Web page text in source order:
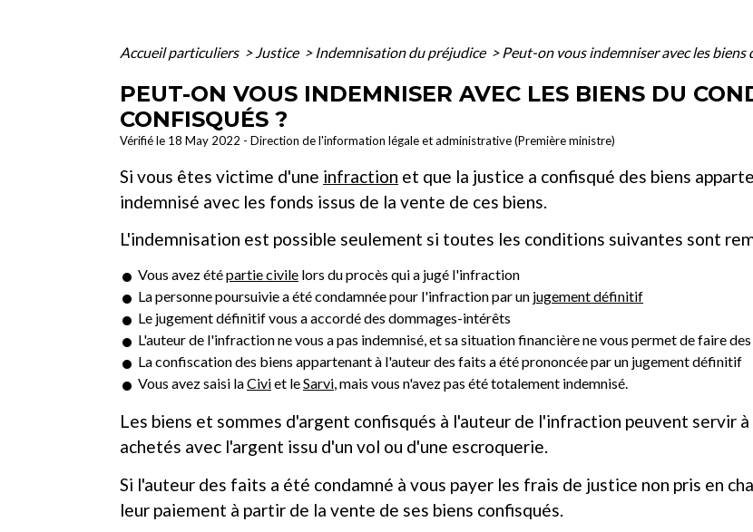
Accueil particuliers > Justice > Indemnisation du préjudice > Peut-on vous indemniser avec les
PEUT-ON VOUS INDEMNISER AVEC LES BIENS DU
CONFISQUÉS ?
Vérifié le 18 May 2022 - Direction de l'information légale et administrative (Première ministre)
Si vous êtes victime d'une infraction et que la justice a confisqué des biens
indemnisé avec les fonds issus de la vente de ces biens.
L'indemnisation est possible seulement si toutes les conditions suivantes sont
Vous avez étépartie civile lors du procès qui a jugé l'infraction
La personne poursuivie a été condamnée pour l'infraction par un jugement définitif
Le jugement définitif vous a accordé des dommages-intérêts
L'auteur de l'infraction ne vous a pas indemnisé, et sa situation financière ne vous permet de faire des
La confiscation des biens appartenant à l'auteur des faits a été prononcée par un jugement définitif
Vous avez saisi laCiviet leSarvi, mais vous n'avez pas été totalement indemnisé.
Les biens et sommes d'argent confisqués à l'auteur de l'infraction peuvent servir
achetés avec l'argent issu d'un vol ou d'une escroquerie.
Si l'auteur des faits a été condamné à vous payer les frais de justice non pris en
leur paiement à partir de la vente de ses biens confisqués.